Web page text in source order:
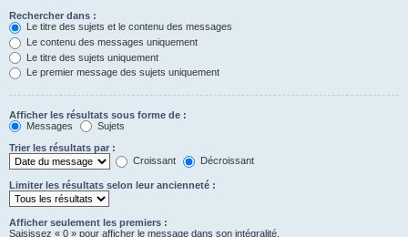
Rechercher dans :
Le titre des sujets et le contenu des messages
Le contenu des messages uniquement
Le titre des sujets uniquement
Le premier message des sujets uniquement
Afficher les résultats sous forme de :
Messages
Sujets
Trier les résultats par :
Croissant
Décroissant
Limiter les résultats selon leur ancienneté :
Afficher seulement les premiers :
Saisissez « 0 » pour afficher le message dans son intégralité.